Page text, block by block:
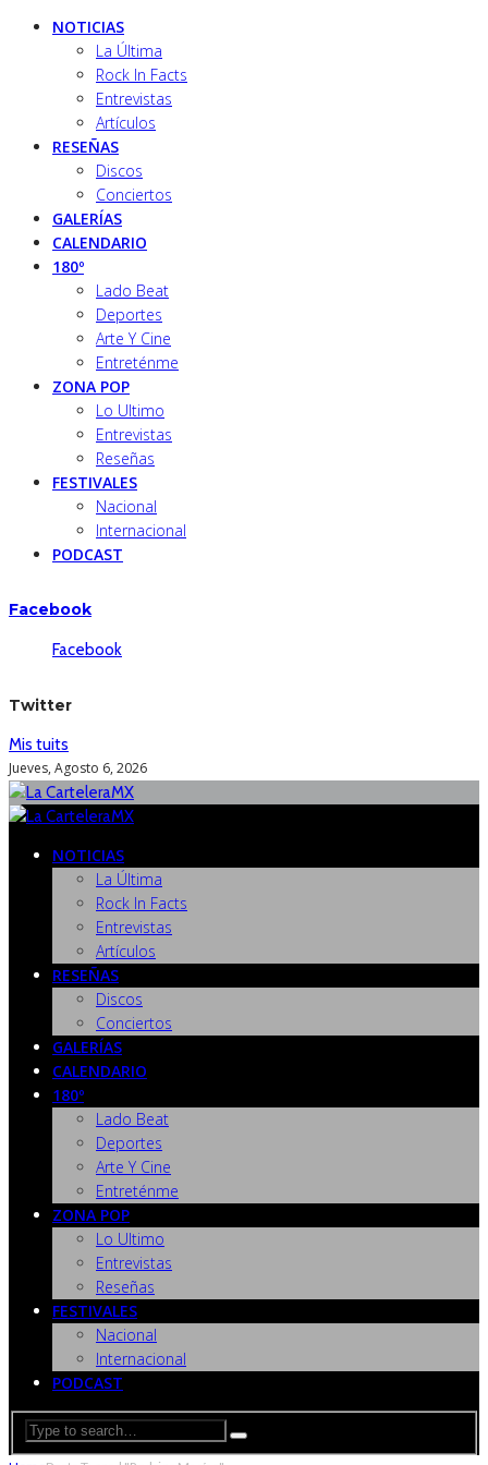
NOTICIAS
La Última
Rock In Facts
Entrevistas
Artículos
RESEÑAS
Discos
Conciertos
GALERÍAS
CALENDARIO
180º
Lado Beat
Deportes
Arte Y Cine
Entreténme
ZONA POP
Lo Ultimo
Entrevistas
Reseñas
FESTIVALES
Nacional
Internacional
PODCAST
Facebook
Facebook
Twitter
Mis tuits
Jueves, Agosto 6, 2026
NOTICIAS
La Última
Rock In Facts
Entrevistas
Artículos
RESEÑAS
Discos
Conciertos
GALERÍAS
CALENDARIO
180º
Lado Beat
Deportes
Arte Y Cine
Entreténme
ZONA POP
Lo Ultimo
Entrevistas
Reseñas
FESTIVALES
Nacional
Internacional
PODCAST